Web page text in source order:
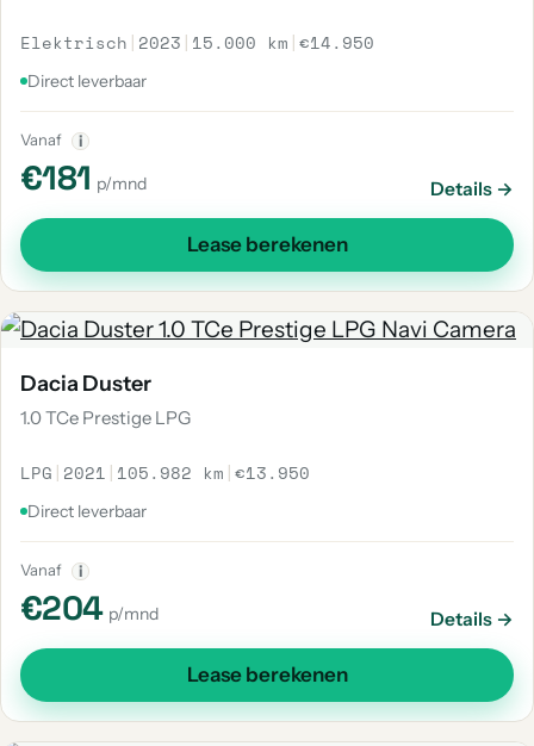
Elektrisch | 2023 | 15.000 km |€14.950
Direct leverbaar
Vanaf i
€181 p/mnd Details →
Lease berekenen
Dacia Duster
1.0 TCe Prestige LPG
LPG | 2021 | 105.982 km |€13.950
Direct leverbaar
Vanaf i
€204 p/mnd Details →
Lease berekenen